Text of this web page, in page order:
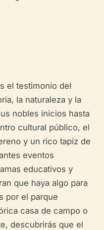
el testimonio del
la naturaleza y la
nobles inicios hasta
cultural público, el
y un rico tapiz de
eventos
educativos y
que haya algo para
por el parque
casa de campo o
descubrirás que el